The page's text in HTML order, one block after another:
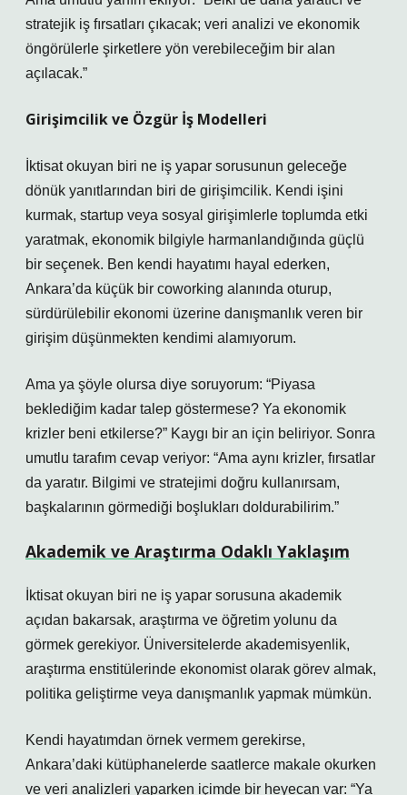
stratejik iş fırsatları çıkacak; veri analizi ve ekonomik
öngörülerle şirketlere yön verebileceğim bir alan
açılacak.”
Girişimcilik ve Özgür İş Modelleri
İktisat okuyan biri ne iş yapar sorusunun geleceğe
dönük yanıtlarından biri de girişimcilik. Kendi işini
kurmak, startup veya sosyal girişimlerle toplumda etki
yaratmak, ekonomik bilgiyle harmanlandığında güçlü
bir seçenek. Ben kendi hayatımı hayal ederken,
Ankara’da küçük bir coworking alanında oturup,
sürdürülebilir ekonomi üzerine danışmanlık veren bir
girişim düşünmekten kendimi alamıyorum.
Ama ya şöyle olursa diye soruyorum: “Piyasa
beklediğim kadar talep göstermese? Ya ekonomik
krizler beni etkilerse?” Kaygı bir an için beliriyor. Sonra
umutlu tarafım cevap veriyor: “Ama aynı krizler, fırsatlar
da yaratır. Bilgimi ve stratejimi doğru kullanırsam,
başkalarının görmediği boşlukları doldurabilirim.”
Akademik ve Araştırma Odaklı Yaklaşım
İktisat okuyan biri ne iş yapar sorusuna akademik
açıdan bakarsak, araştırma ve öğretim yolunu da
görmek gerekiyor. Üniversitelerde akademisyenlik,
araştırma enstitülerinde ekonomist olarak görev almak,
politika geliştirme veya danışmanlık yapmak mümkün.
Kendi hayatımdan örnek vermem gerekirse,
Ankara’daki kütüphanelerde saatlerce makale okurken
ve veri analizleri yaparken içimde bir heyecan var: “Ya